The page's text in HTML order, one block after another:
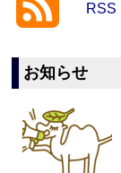
RSS
お知らせ